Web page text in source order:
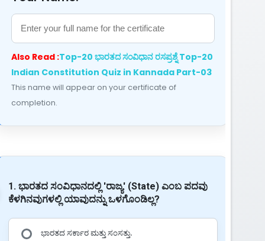
Also Read :Top-20 ಭಾರತದ ಸಂವಿಧಾನ ರಸಪ್ರಶ್ನೆ Top-20
Indian Constitution Quiz in Kannada Part-03
This name will appear on your certificate of
completion.
1. ಭಾರತದ ಸಂವಿಧಾನದಲ್ಲಿ 'ರಾಜ್ಯ' (State) ಎಂಬ ಪದವು
ಕೆಳಗಿನವುಗಳಲ್ಲಿ ಯಾವುದನ್ನು ಒಳಗೊಂಡಿಲ್ಲ?
ಭಾರತದ ಸರ್ಕಾರ ಮತ್ತು ಸಂಸತ್ತು.